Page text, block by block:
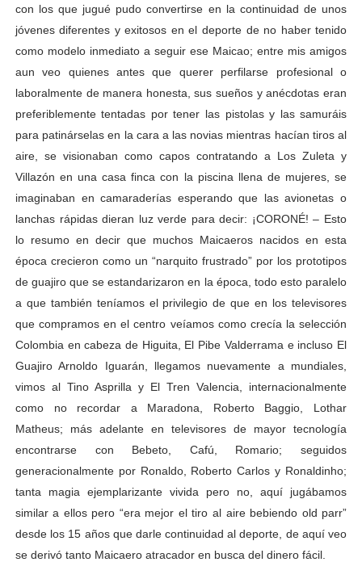
con los que jugué pudo convertirse en la continuidad de unos
jóvenes diferentes y exitosos en el deporte de no haber tenido
como modelo inmediato a seguir ese Maicao; entre mis amigos
aun veo quienes antes que querer perfilarse profesional o
laboralmente de manera honesta, sus sueños y anécdotas eran
preferiblemente tentadas por tener las pistolas y las samuráis
para patinárselas en la cara a las novias mientras hacían tiros al
aire, se visionaban como capos contratando a Los Zuleta y
Villazón en una casa finca con la piscina llena de mujeres, se
imaginaban en camaraderías esperando que las avionetas o
lanchas rápidas dieran luz verde para decir: ¡CORONÉ! – Esto
lo resumo en decir que muchos Maicaeros nacidos en esta
época crecieron como un “narquito frustrado” por los prototipos
de guajiro que se estandarizaron en la época, todo esto paralelo
a que también teníamos el privilegio de que en los televisores
que compramos en el centro veíamos como crecía la selección
Colombia en cabeza de Higuita, El Pibe Valderrama e incluso El
Guajiro Arnoldo Iguarán, llegamos nuevamente a mundiales,
vimos al Tino Asprilla y El Tren Valencia, internacionalmente
como no recordar a Maradona, Roberto Baggio, Lothar
Matheus; más adelante en televisores de mayor tecnología
encontrarse con Bebeto, Cafú, Romario; seguidos
generacionalmente por Ronaldo, Roberto Carlos y Ronaldinho;
tanta magia ejemplarizante vivida pero no, aquí jugábamos
similar a ellos pero “era mejor el tiro al aire bebiendo old parr”
desde los 15 años que darle continuidad al deporte, de aquí veo
se derivó tanto Maicaero atracador en busca del dinero fácil.